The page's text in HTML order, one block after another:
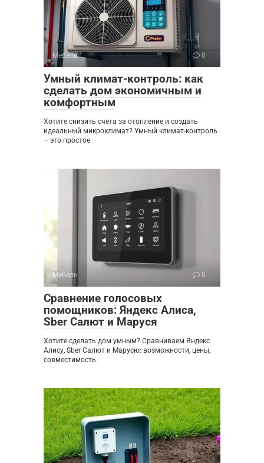
Мебель 0
Умный климат-контроль: как
сделать дом экономичным и
комфортным
Хотите снизить счета за отопление и создать
идеальный микроклимат? Умный климат-контроль
– это простое
Мебель 0
Сравнение голосовых
помощников: Яндекс Алиса,
Sber Салют и Маруся
Хотите сделать дом умным? Сравниваем Яндекс
Алису, Sber Салют и Марусю: возможности, цены,
совместимость.